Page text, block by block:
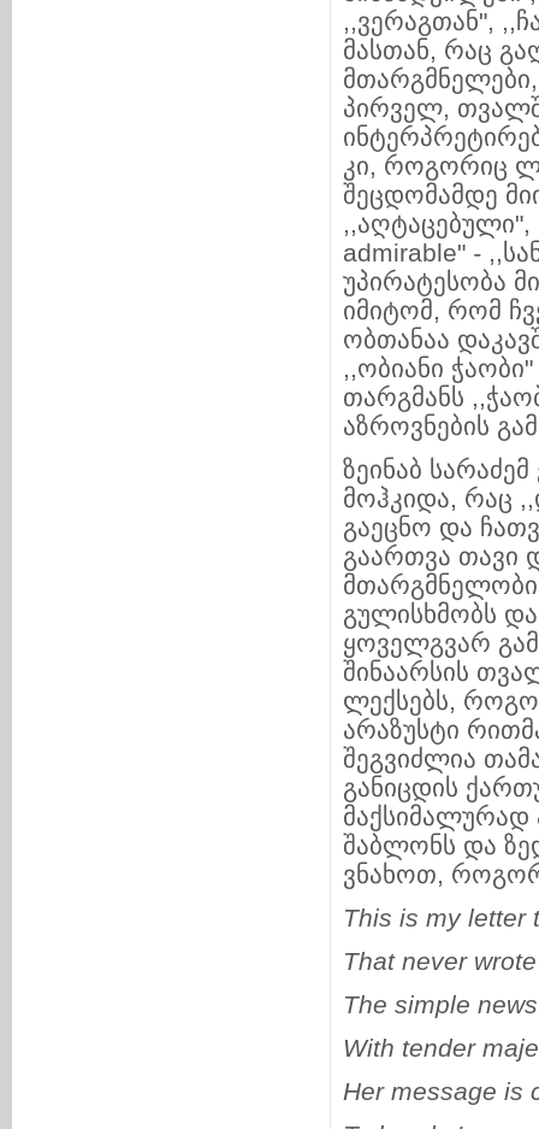
,,ვერაგთან",
მასთან, რაც
პირველ,
კი, როგორიც
შეცდომამდე
,,აღტაცებული",
admirable" -
უპირატესობა
იმიტომ, რომ
ობთანაა
,,ობიანი
თარგმანს
აზროვნების
ზეინაბ
მოჰკიდა, რაც
გაეცნო და
გაართვა თავი
გულისხმობს
ყოველგვარ
შინაარსის
ლექსებს,
არაზუსტი
შეგვიძლია
განიცდის
შაბლონს და
ვნახოთ,
This is my letter
That never
The simple
With tender
Her message is